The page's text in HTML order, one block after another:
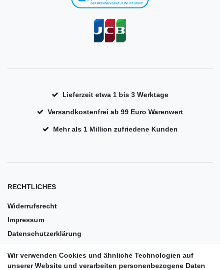
Lieferzeit etwa 1 bis 3 Werktage
Versandkostenfrei ab 99 Euro Warenwert
Mehr als 1 Million zufriedene Kunden
RECHTLICHES
Widerrufsrecht
Impressum
Datenschutzerklärung
Wir verwenden Cookies und ähnliche Technologien auf
unserer Website und verarbeiten personenbezogene Daten